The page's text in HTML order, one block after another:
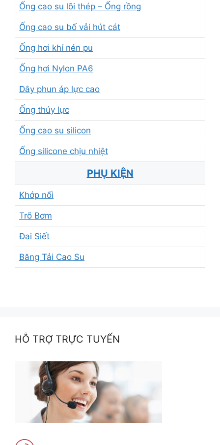
Ống cao su lõi thép – Ống rồng
Ống cao su bố vải hút cát
Ống hơi khí nén pu
Ống hơi Nylon PA6
Dây phun áp lực cao
Ống thủy lực
Ống cao su silicon
Ống silicone chịu nhiệt
PHỤ KIỆN
Khớp nối
Trõ Bơm
Đai Siết
Băng Tải Cao Su
HỖ TRỢ TRỰC TUYẾN